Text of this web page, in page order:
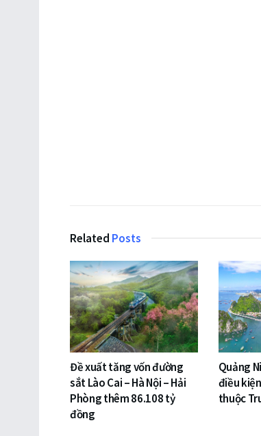
Related Posts
Đề xuất tăng vốn đường
sắt Lào Cai – Hà Nội – Hải
Phòng thêm 86.108 tỷ
đồng
Quảng
điều
thuộc